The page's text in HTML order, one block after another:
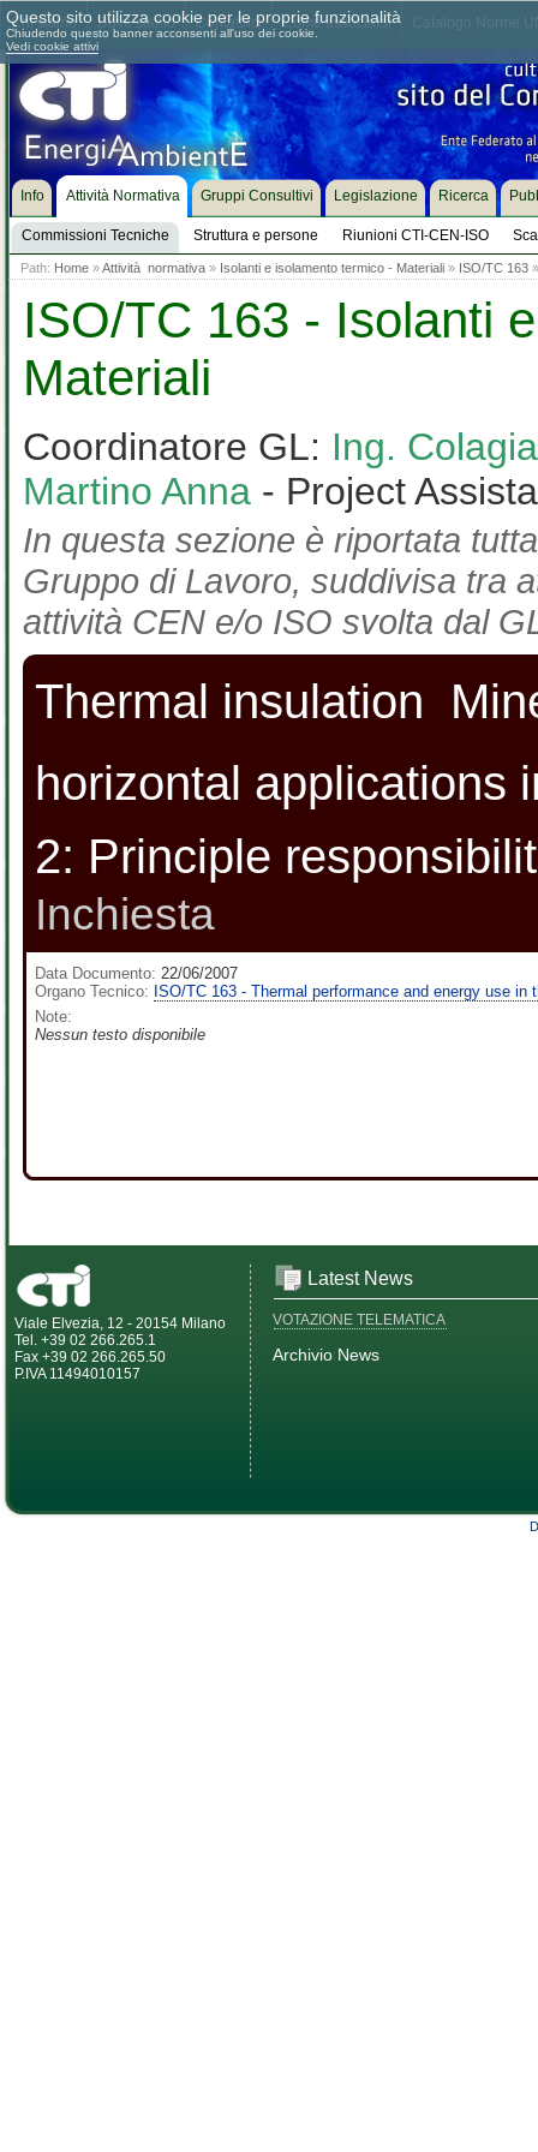
Chi siamo Dove siamo Contattaci Come associarsi
Info Attività Normativa
Commissioni Tecniche Struttura e persone Riunioni CTI-CEN-ISO
Gruppi Consultivi Legislazione Ricerca
Path: Home »Attività normativa » Isolanti e isolamento termico - Materiali » ISO/TC 163
ISO/TC 163 - Isolanti
Materiali
Coordinatore GL: Ing.
Martino Anna - Project
In questa sezione è riportata
Gruppo di Lavoro, suddivisa tra
attività CEN e/o ISO svolta dal
Thermal insulation 
horizontal applications
2: Principle
Inchiesta
Data Documento: 22/06/2007
Organo Tecnico: ISO/TC 163 - Thermal performance and energy use in
Note:
Nessun testo disponibile
Viale Elvezia, 12 - 20154 Milano
Tel. +39 02 266.265.1
Fax +39 02 266.265.50
P.IVA 11494010157
Latest News
VOTAZIONE TELEMATICA
Archivio News
Questo sito utilizza cookie per le proprie funzionalità
Chiudendo questo banner acconsenti all'uso dei cookie.
Vedi cookie attivi